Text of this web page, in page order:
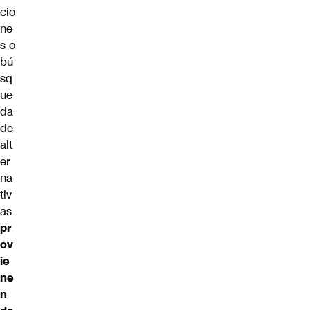
cio
ne
s o
bú
sq
ue
da
de
alt
er
na
tiv
as
pr
ov
ie
ne
n